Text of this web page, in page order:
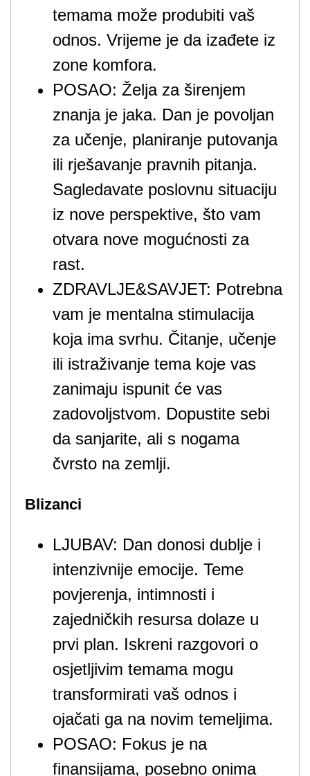
temama može produbiti vaš
odnos. Vrijeme je da izađete iz
zone komfora.
POSAO: Želja za širenjem
znanja je jaka. Dan je povoljan
za učenje, planiranje putovanja
ili rješavanje pravnih pitanja.
Sagledavate poslovnu situaciju
iz nove perspektive, što vam
otvara nove mogućnosti za
rast.
ZDRAVLJE&SAVJET: Potrebna
vam je mentalna stimulacija
koja ima svrhu. Čitanje, učenje
ili istraživanje tema koje vas
zanimaju ispunit će vas
zadovoljstvom. Dopustite sebi
da sanjarite, ali s nogama
čvrsto na zemlji.
Blizanci
LJUBAV: Dan donosi dublje i
intenzivnije emocije. Teme
povjerenja, intimnosti i
zajedničkih resursa dolaze u
prvi plan. Iskreni razgovori o
osjetljivim temama mogu
transformirati vaš odnos i
ojačati ga na novim temeljima.
POSAO: Fokus je na
finansijama, posebno onima